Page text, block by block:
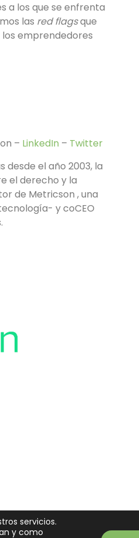
a los que se enfrenta
las red flagsque
emprendedores
– LinkedIn – Twitter
desde el año 2003, la
el derecho y la
de Metricson , una
y coCEO
servicios.
y como